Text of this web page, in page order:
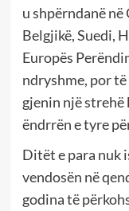
u shpërndanë
Belgjikë, Suedi,
Europës
ndryshme, por
gjenin një strehë
ëndrrën e tyre
Ditët e para nuk
vendosën në
godina të